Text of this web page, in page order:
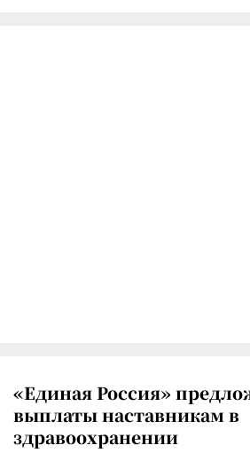
«Единая Россия»
выплаты наставникам в
здравоохранении